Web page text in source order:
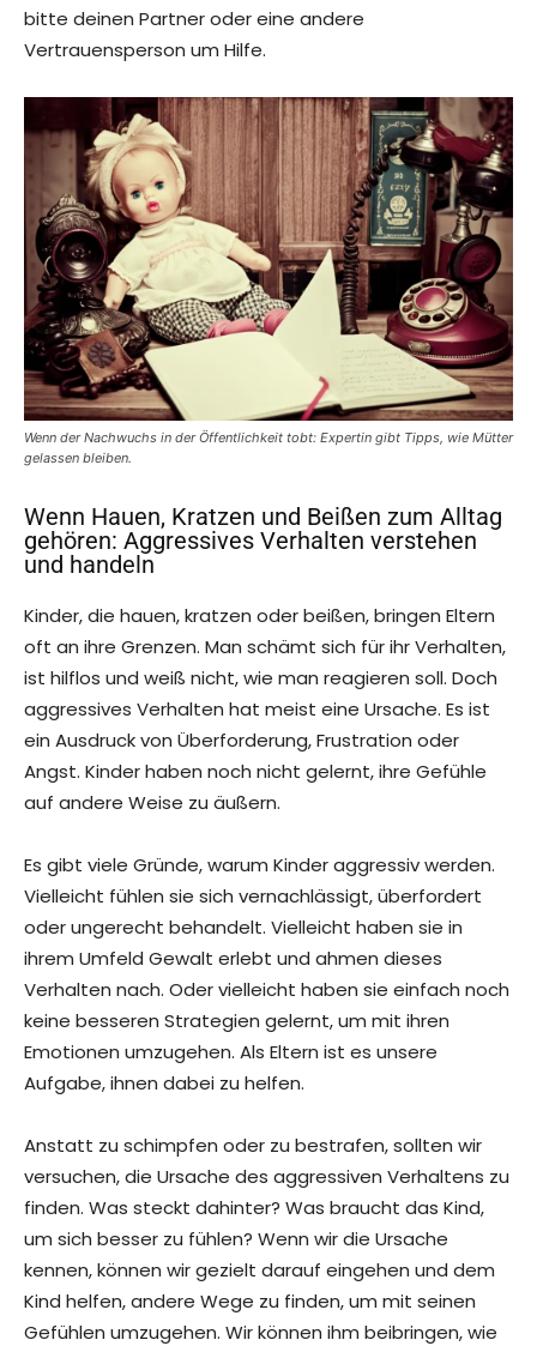
bitte deinen Partner oder eine andere
Vertrauensperson um Hilfe.
Wenn der Nachwuchs in der Öffentlichkeit tobt: Expertin gibt Tipps, wie Mütter
gelassen bleiben.
Wenn Hauen, Kratzen und Beißen zum Alltag
gehören: Aggressives Verhalten verstehen
und handeln
Kinder, die hauen, kratzen oder beißen, bringen Eltern
oft an ihre Grenzen. Man schämt sich für ihr Verhalten,
ist hilflos und weiß nicht, wie man reagieren soll. Doch
aggressives Verhalten hat meist eine Ursache. Es ist
ein Ausdruck von Überforderung, Frustration oder
Angst. Kinder haben noch nicht gelernt, ihre Gefühle
auf andere Weise zu äußern.
Es gibt viele Gründe, warum Kinder aggressiv werden.
Vielleicht fühlen sie sich vernachlässigt, überfordert
oder ungerecht behandelt. Vielleicht haben sie in
ihrem Umfeld Gewalt erlebt und ahmen dieses
Verhalten nach. Oder vielleicht haben sie einfach noch
keine besseren Strategien gelernt, um mit ihren
Emotionen umzugehen. Als Eltern ist es unsere
Aufgabe, ihnen dabei zu helfen.
Anstatt zu schimpfen oder zu bestrafen, sollten wir
versuchen, die Ursache des aggressiven Verhaltens zu
finden. Was steckt dahinter? Was braucht das Kind,
um sich besser zu fühlen? Wenn wir die Ursache
kennen, können wir gezielt darauf eingehen und dem
Kind helfen, andere Wege zu finden, um mit seinen
Gefühlen umzugehen. Wir können ihm beibringen, wie